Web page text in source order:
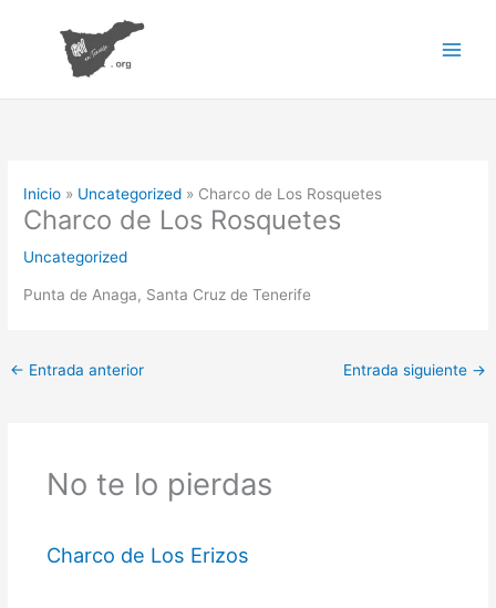
contenido
Inicio Uncategorized Charco de Los Rosquetes
Charco de Los Rosquetes
Uncategorized
Punta de Anaga, Santa Cruz de Tenerife
← Entrada anterior Entrada siguiente →
No te lo pierdas
Charco de Los Erizos